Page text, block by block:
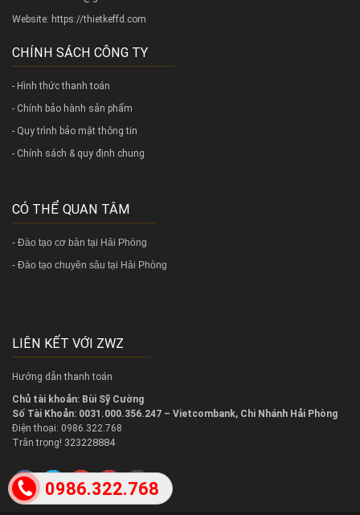
Website: https://thietkeffd.com
CHÍNH SÁCH CÔNG TY
- Hình thức thanh toán
- Chính bảo hành sản phẩm
- Quy trình bảo mật thông tin
- Chính sách & quy định chung
CÓ THỂ QUAN TÂM
- Đào tạo cơ bản tại Hải Phòng
- Đào tạo chuyên sâu tại Hải Phòng
LIÊN KẾT VỚI ZWZ
Hướng dẫn thanh toán
Chủ tài khoản: Bùi Sỹ Cường
Số Tài Khoản: 0031.000.356.247 – Vietcombank, Chi Nhánh Hải Phòng
Điện thoại: 0986.322.768
Trân trọng! 323228884
0986.322.768